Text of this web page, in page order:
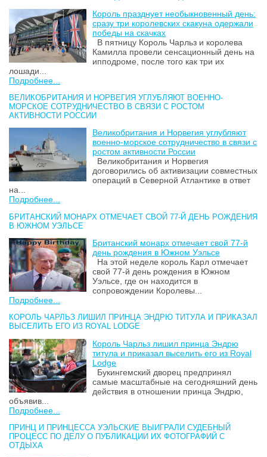
Король празднует необыкновенный день:
сразу три королевских скакуна одержали
победы на скачках
В пятницу Король Чарльз и королева
Камилла провели сенсационный день на
ипподроме, после того как три их
лошади...
Подробнее...
ВЕЛИКОБРИТАНИЯ И НОРВЕГИЯ УГЛУБЛЯЮТ ВОЕННО-
МОРСКОЕ СОТРУДНИЧЕСТВО В СВЯЗИ С РОСТОМ
АКТИВНОСТИ РОССИИ
Великобритания и Норвегия углубляют
военно-морское сотрудничество в связи с
ростом активности России
Великобритания и Норвегия
договорились об активизации совместных
операций в Северной Атлантике в ответ
на...
Подробнее...
БРИТАНСКИЙ МОНАРХ ОТМЕЧАЕТ СВОЙ 77-Й ДЕНЬ РОЖДЕНИЯ
В ЮЖНОМ УЭЛЬСЕ
Британский монарх отмечает свой 77-й
день рождения в Южном Уэльсе
На этой неделе король Карл отмечает
свой 77-й день рождения в Южном
Уэльсе, где он находится в
сопровождении Королевы...
Подробнее...
КОРОЛЬ ЧАРЛЬЗ ЛИШИЛ ПРИНЦА ЭНДРЮ ТИТУЛА И ПРИКАЗАЛ
ВЫСЕЛИТЬ ЕГО ИЗ ROYAL LODGE
Король Чарльз лишил принца Эндрю
титула и приказал выселить его из Royal
Lodge
Букингемский дворец предпринял
самые масштабные на сегодняшний день
действия в отношении принца Эндрю,
объявив...
Подробнее...
ПРИНЦ И ПРИНЦЕССА УЭЛЬСКИЕ ВЫИГРАЛИ СУДЕБНЫЙ
ПРОЦЕСС ПО ДЕЛУ О ПУБЛИКАЦИИ ИХ ФОТОГРАФИЙ С
ОТДЫХА